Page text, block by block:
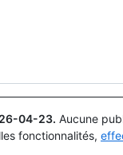
04-23. Aucune
fonctionnalités,